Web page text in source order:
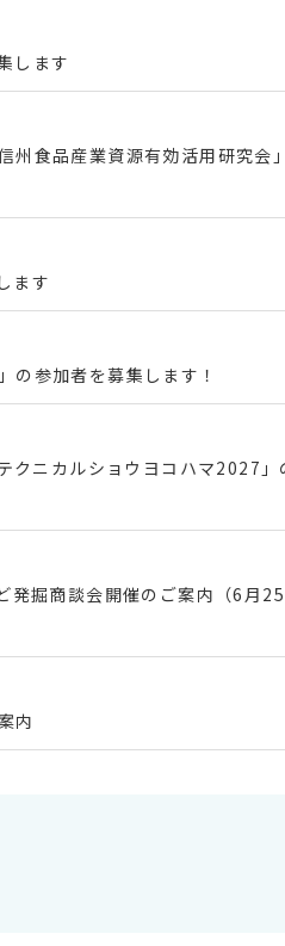
します
州食品産業資源有効活用研究会
ます
の参加者を募集します！
クニカルショウヨコハマ2027」
発掘商談会開催のご案内（6月
内